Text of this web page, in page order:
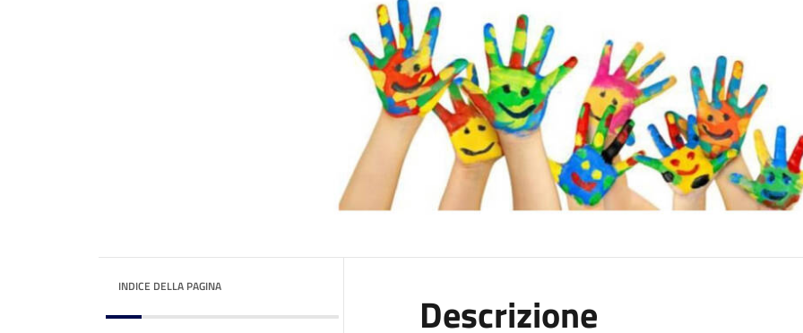
INDICE DELLA PAGINA
Descrizione